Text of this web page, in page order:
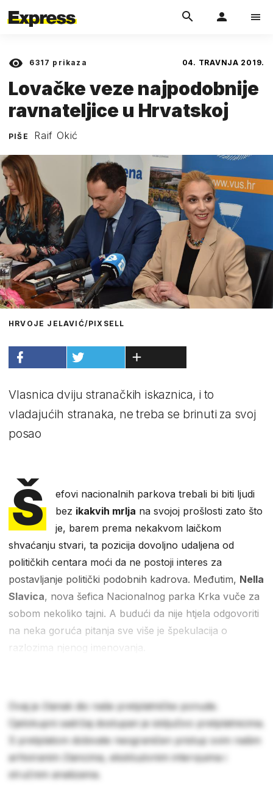
6317 prikaza 04. TRAVNJA 2019.
Lovačke veze najpodobnije
ravnateljice u Hrvatskoj
PIŠE Raif Okić
HRVOJE JELAVIĆ/PIXSELL
Vlasnica dviju stranačkih iskaznica, i to
vladajućih stranaka, ne treba se brinuti za svoj
posao
Š
efovi nacionalnih parkova trebali bi biti ljudi
bez ikakvih mrlja na svojoj prošlosti zato što
je, barem prema nekakvom laičkom
shvaćanju stvari, ta pozicija dovoljno udaljena od
političkih centara moći da ne postoji interes za
postavljanje politički podobnih kadrova. Međutim, Nella
Slavica, nova šefica Nacionalnog parka Krka vuče za
sobom nekoliko tajni. A budući da nije htjela odgovoriti
na neka goruća pitanja sve više je špekulacija o
razlozima njenog imenovanja.
Ovaj je članak dio naše pretplatničke ponude.
Cjelokupni sadržaj dostupan je isključivo pretplatnicima.
S pretplatom dobivate neograničen pristup svim našim
arhiviranim člancima, ekskluzivnim intervjuima i
stručnim analizama.